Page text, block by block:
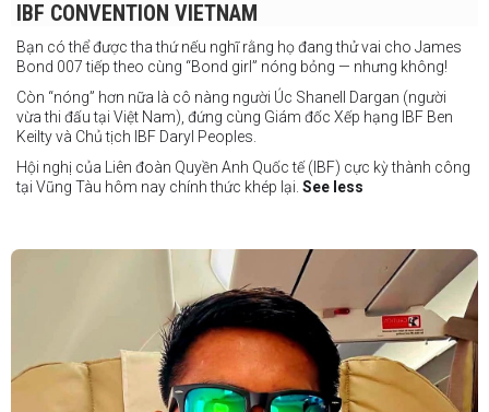
IBF CONVENTION VIETNAM
Bạn có thể được tha thứ nếu nghĩ rằng họ đang thử vai cho James
Bond 007 tiếp theo cùng “Bond girl” nóng bỏng — nhưng không!
Còn “nóng” hơn nữa là cô nàng người Úc Shanell Dargan (người
vừa thi đấu tại Việt Nam), đứng cùng Giám đốc Xếp hạng IBF Ben
Keilty và Chủ tịch IBF Daryl Peoples.
Hội nghị của Liên đoàn Quyền Anh Quốc tế (IBF) cực kỳ thành công
tại Vũng Tàu hôm nay chính thức khép lại. See less